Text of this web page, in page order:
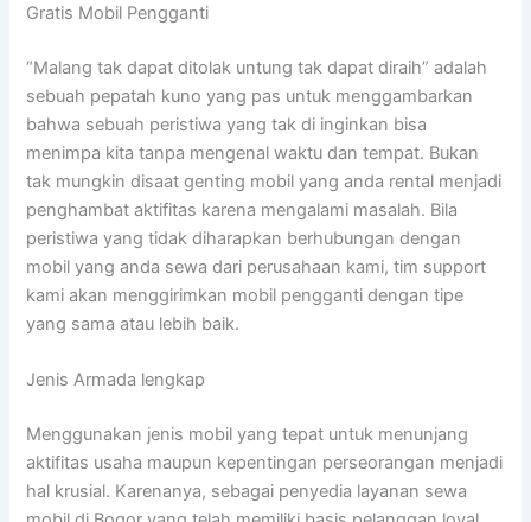
Gratis Mobil Pengganti
“Malang tak dapat ditolak untung tak dapat diraih” adalah
sebuah pepatah kuno yang pas untuk menggambarkan
bahwa sebuah peristiwa yang tak di inginkan bisa
menimpa kita tanpa mengenal waktu dan tempat. Bukan
tak mungkin disaat genting mobil yang anda rental menjadi
penghambat aktifitas karena mengalami masalah. Bila
peristiwa yang tidak diharapkan berhubungan dengan
mobil yang anda sewa dari perusahaan kami, tim support
kami akan menggirimkan mobil pengganti dengan tipe
yang sama atau lebih baik.
Jenis Armada lengkap
Menggunakan jenis mobil yang tepat untuk menunjang
aktifitas usaha maupun kepentingan perseorangan menjadi
hal krusial. Karenanya, sebagai penyedia layanan sewa